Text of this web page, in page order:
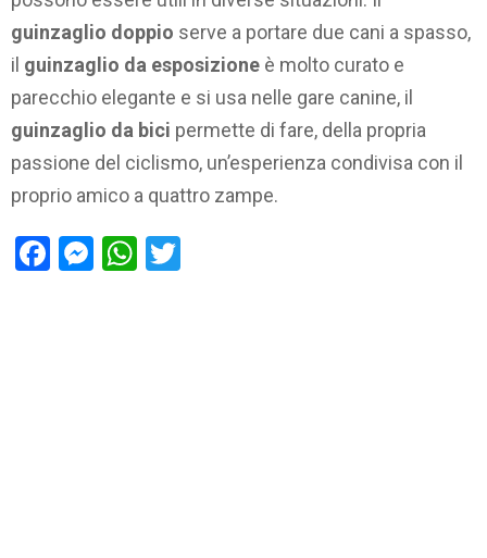
guinzaglio doppio serve a portare due cani a spasso,
il guinzaglio da esposizione è molto curato e
parecchio elegante e si usa nelle gare canine, il
guinzaglio da bici permette di fare, della propria
passione del ciclismo, un’esperienza condivisa con il
proprio amico a quattro zampe.
Facebook
Messenger
WhatsApp